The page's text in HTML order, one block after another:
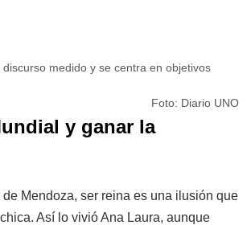
medido y se centra en objetivos
Foto: Diario UNO
y ganar la
Mendoza, ser reina es una ilusión que
Así lo vivió Ana Laura, aunque